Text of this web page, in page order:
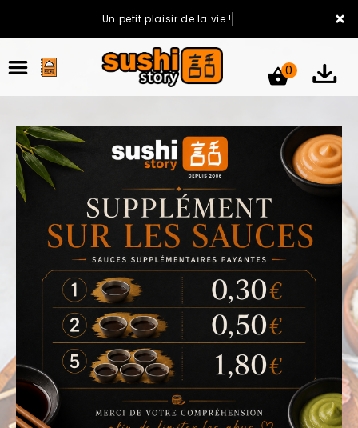
×
Un petit plaisir de la vie !
ACCUEIL
LA CARTE
VOTRE COMPTE
NOTRE RESTAURANT
VOS AVIS
MENTIONS LÉGALES
0